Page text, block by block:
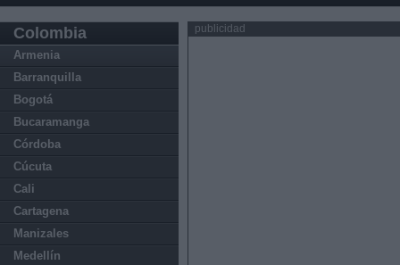
Colombia
Armenia
Barranquilla
Bogotá
Bucaramanga
Córdoba
Cúcuta
Cali
Cartagena
Manizales
Medellín
publicidad